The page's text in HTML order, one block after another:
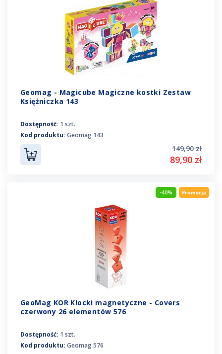
Geomag - Magicube Magiczne kostki Zestaw
Księżniczka 143
Dostępność: 1 szt.
Kod produktu: Geomag 143
149,90 zł
89,90 zł
-40%
GeoMag KOR Klocki magnetyczne - Covers
czerwony 26 elementów 576
Dostępność: 1 szt.
Kod produktu: Geomag 576